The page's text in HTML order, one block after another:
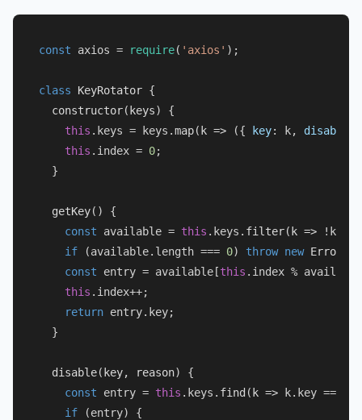
const axios = require( 'axios' );
class KeyRotator {
constructor( keys) {
this . keys = keys.map( k => ({ key: k, disabled
this . index = 0;
  }
getKey( ) {
const available = this . keys . filter( k => !k.
if (available. length === 0) throw new Error
const entry = available[this . index %
this . index++;
return entry. key;
  }
disable( key, reason) {
const entry = this . keys . find ( k => k. key ===
if (entry) {